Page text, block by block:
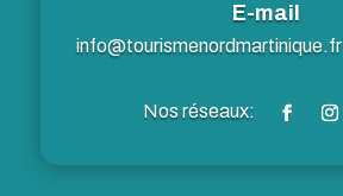
E-mail
info@tourismenordmartinique.fr